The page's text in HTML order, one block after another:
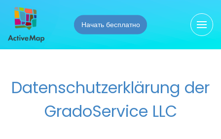
Бизнес-центры
Гостиничный бизнес
Видео
Презентации
Функциональные характеристики ActiveMap
Архитектура ActiveMap
Скачать ActiveMap
О компании
Что такое ActiveMap
Новости
Начать бесплатно
Datenschutzerklärung der
GradoService LLC